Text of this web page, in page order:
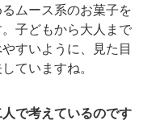
ムース系のお菓子を
子どもから大人まで
すいように、見た目
ていますね。
で考えているのです